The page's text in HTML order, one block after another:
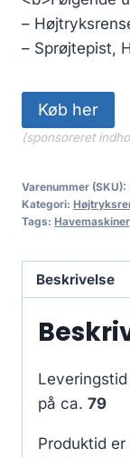
–
– Sprøjtepist,
Køb her
(sponsoreret
Varenummer (SKU):
Kategori:
Tags: Havemaskiner
Beskrivelse
på ca. 79
Produktid er